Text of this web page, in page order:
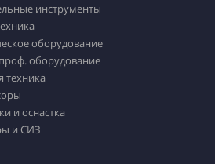
инструменты
оборудование
оборудование
техника
и оснастка
и СИЗ